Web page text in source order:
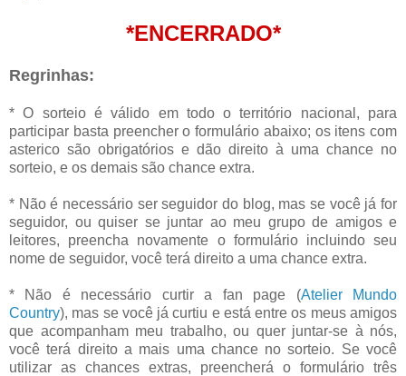
*ENCERRADO*
Regrinhas:
* O sorteio é válido em todo o território nacional, para
participar basta preencher o formulário abaixo; os itens com
asterico são obrigatórios e dão direito à uma chance no
sorteio, e os demais são chance extra.
* Não é necessário ser seguidor do blog, mas se você já for
seguidor, ou quiser se juntar ao meu grupo de amigos e
leitores, preencha novamente o formulário incluindo seu
nome de seguidor, você terá direito a uma chance extra.
* Não é necessário curtir a fan page (Atelier Mundo
Country), mas se você já curtiu e está entre os meus amigos
que acompanham meu trabalho, ou quer juntar-se à nós,
você terá direito a mais uma chance no sorteio. Se você
utilizar as chances extras, preencherá o formulário três